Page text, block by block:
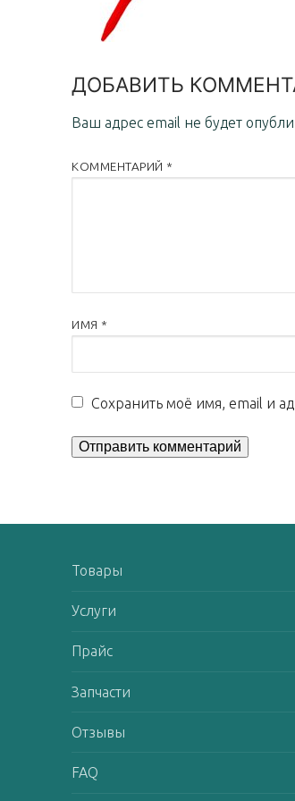
ДОБАВИТЬ
Ваш адрес email не будет
КОММЕНТАРИЙ *
ИМЯ *
Сохранить моё имя, email и
Товары
Услуги
Прайс
Запчасти
Отзывы
FAQ